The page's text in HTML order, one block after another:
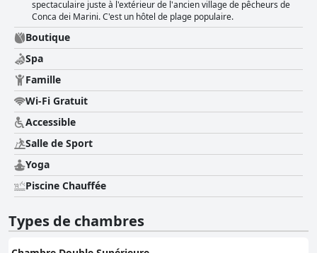
spectaculaire juste à l'extérieur de l'ancien village de pêcheurs de
Conca dei Marini. C'est un hôtel de plage populaire.
Boutique
Spa
Famille
Wi-Fi Gratuit
Accessible
Salle de Sport
Yoga
Piscine Chauffée
Types de chambres